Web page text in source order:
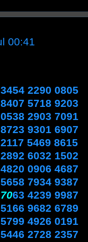
00:41
2290 0805
5718 9203
2903 7091
9301 6907
5469 8615
6032 1502
0906 4687
7934 9387
7063 4239 9987
9682 6789
4926 0191
2728 2357